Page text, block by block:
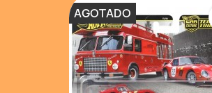
AGOTADO